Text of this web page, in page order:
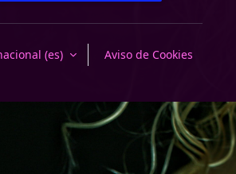
‎(es)‎ Aviso de Cookies